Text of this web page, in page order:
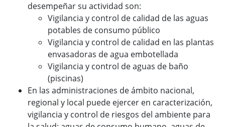
desempeñar su actividad son:
Vigilancia y control de calidad de las aguas
potables de consumo público
Vigilancia y control de calidad en las plantas
envasadoras de agua embotellada
Vigilancia y control de aguas de baño
(piscinas)
En las administraciones de ámbito nacional,
regional y local puede ejercer en caracterización,
vigilancia y control de riesgos del ambiente para